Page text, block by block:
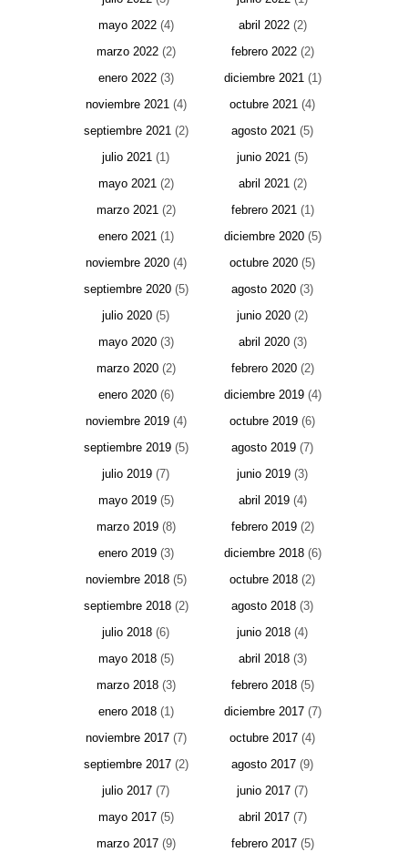
mayo 2022(4) abril 2022(2)
marzo 2022(2) febrero 2022(2)
enero 2022(3) diciembre 2021(1)
noviembre 2021(4) octubre 2021 (4)
septiembre 2021(2) agosto 2021 (5)
julio 2021 (1) junio 2021 (5)
mayo 2021(2) abril 2021(2)
marzo 2021(2) febrero 2021(1)
enero 2021(1) diciembre 2020(5)
noviembre 2020(4) octubre 2020 (5)
septiembre 2020(5) agosto 2020 (3)
julio 2020 (5) junio 2020 (2)
mayo 2020(3) abril 2020(3)
marzo 2020(2) febrero 2020(2)
enero 2020(6) diciembre 2019(4)
noviembre 2019(4) octubre 2019 (6)
septiembre 2019(5) agosto 2019 (7)
julio 2019 (7) junio 2019 (3)
mayo 2019(5) abril 2019(4)
marzo 2019(8) febrero 2019(2)
enero 2019(3) diciembre 2018(6)
noviembre 2018(5) octubre 2018 (2)
septiembre 2018(2) agosto 2018 (3)
julio 2018 (6) junio 2018 (4)
mayo 2018(5) abril 2018(3)
marzo 2018(3) febrero 2018(5)
enero 2018(1) diciembre 2017(7)
noviembre 2017(7) octubre 2017 (4)
septiembre 2017(2) agosto 2017 (9)
julio 2017 (7) junio 2017 (7)
mayo 2017(5) abril 2017(7)
marzo 2017(9) febrero 2017(5)